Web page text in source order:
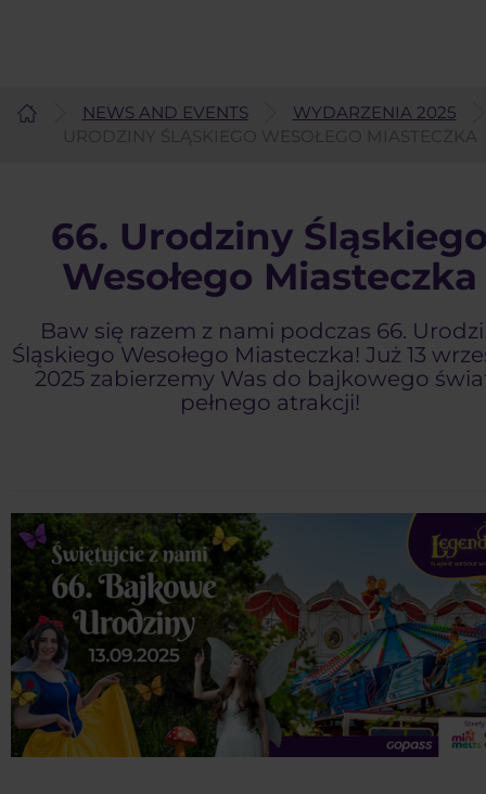
English
NEWS AND EVENTS
WYDARZENIA 2025
URODZINY ŚLĄSKIEGO WESOŁEGO MIASTECZKA
66. Urodziny
Wesołego Miasteczka
Baw się razem z nami podczas 66.
Śląskiego Wesołego Miasteczka! Już 13
2025 zabierzemy Was do bajkowego
pełnego atrakcji!